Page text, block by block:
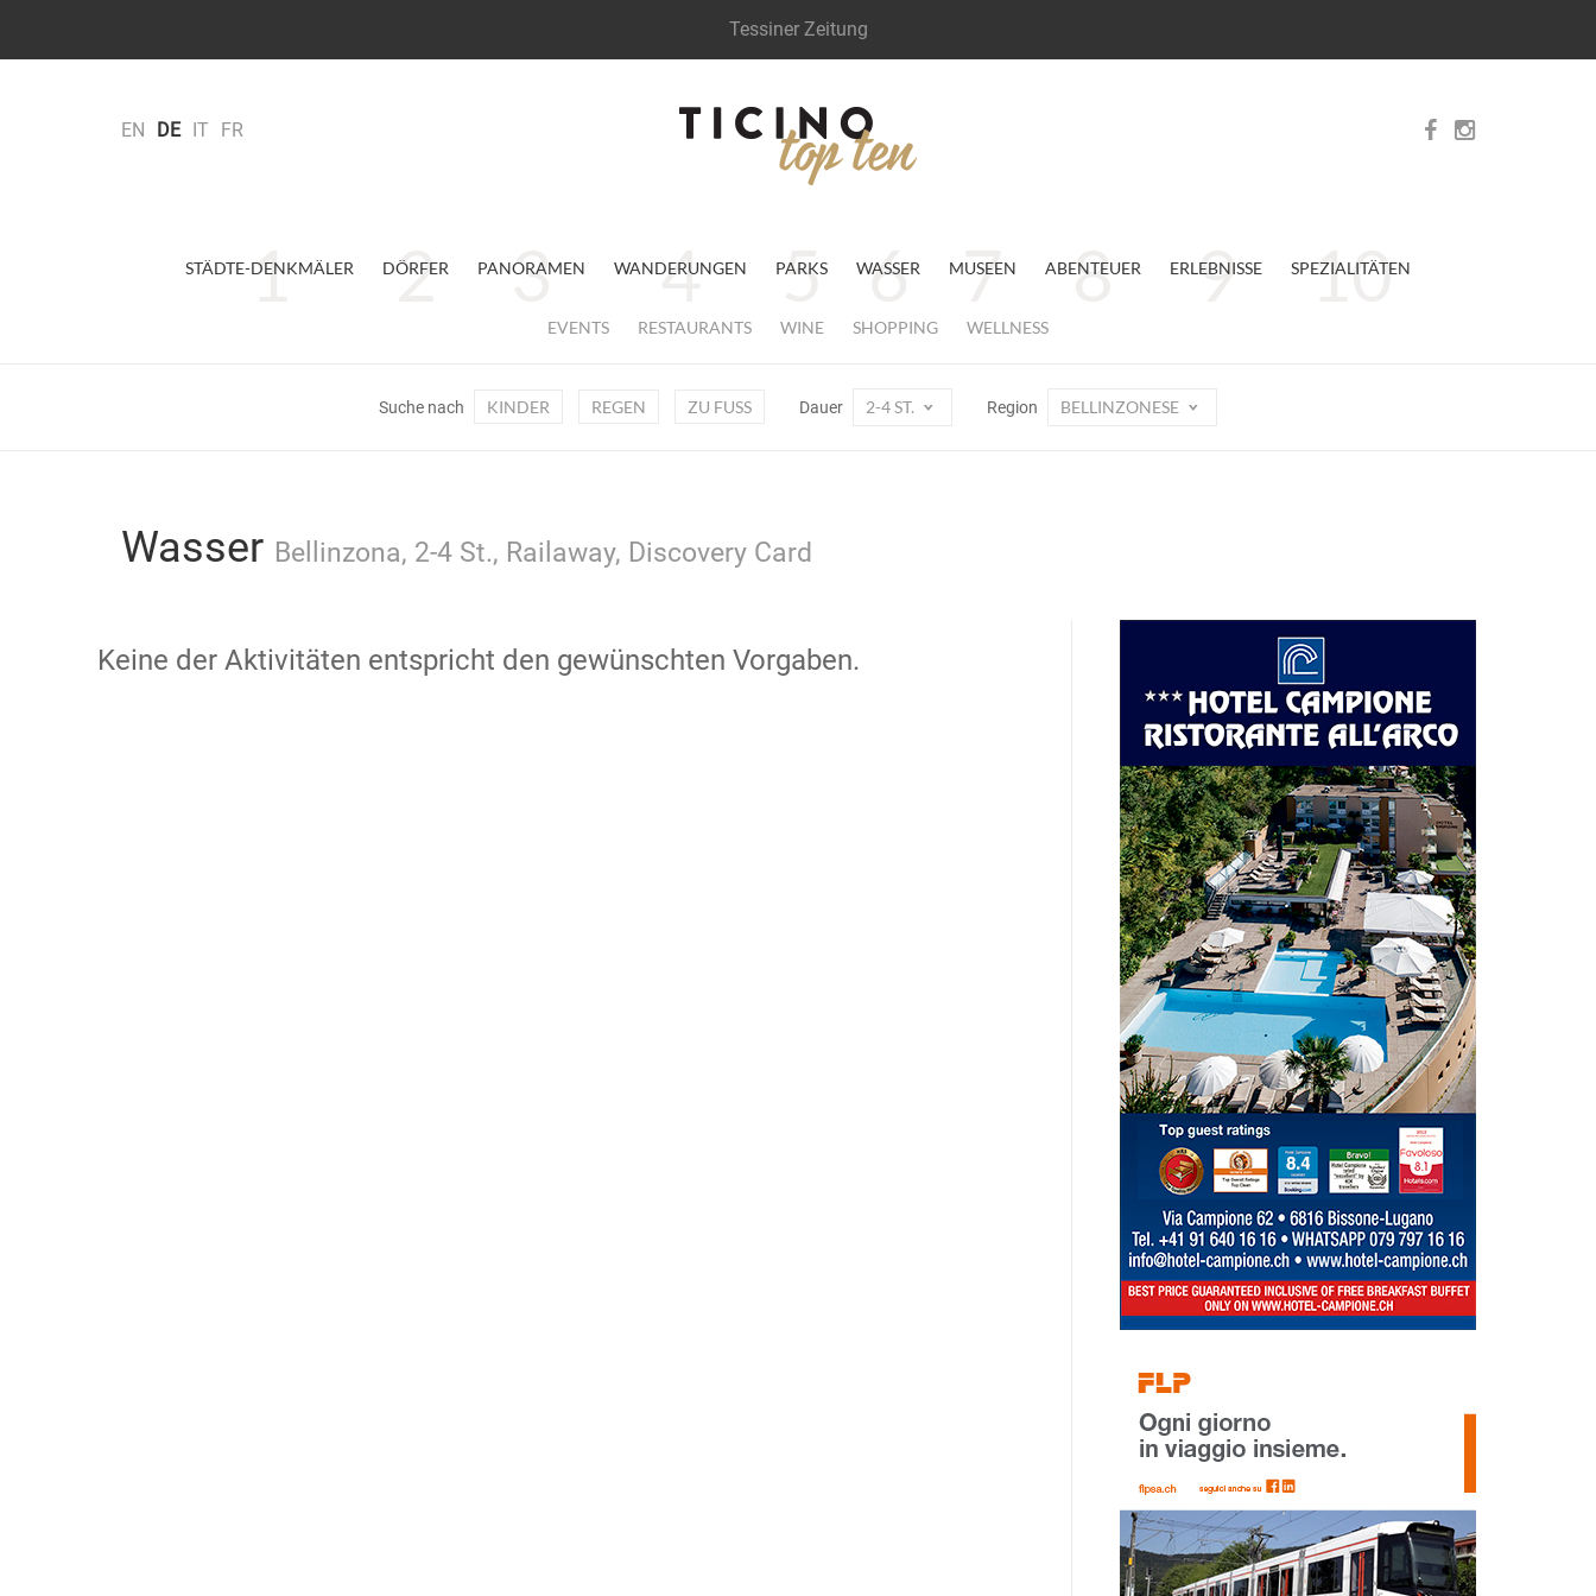
Tessiner Zeitung
EN DE IT FR
STÄDTE-DENKMÄLER DÖRFER PANORAMEN WANDERUNGEN PARKS WASSER MUSEEN ABENTEUER ERLEBNISSE SPEZIALITÄTEN
EVENTS RESTAURANTS WINE SHOPPING WELLNESS
Suche nach KINDER REGEN ZU FUSS Dauer 2-4 ST. Region BELLINZONESE
Wasser Bellinzona, 2-4 St., Railaway, Discovery Card
Keine der Aktivitäten entspricht den gewünschten Vorgaben.